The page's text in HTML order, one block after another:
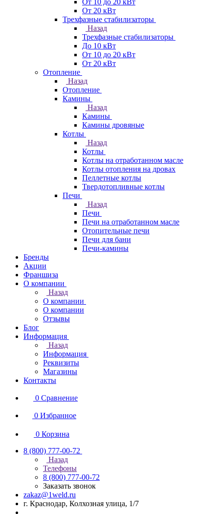
От 10 до 20 кВт
От 20 кВт
Трехфазные стабилизаторы
Назад
Трехфазные стабилизаторы
До 10 кВт
От 10 до 20 кВт
От 20 кВт
Отопление
Назад
Отопление
Камины
Назад
Камины
Камины дровяные
Котлы
Назад
Котлы
Котлы на отработанном масле
Котлы отопления на дровах
Пеллетные котлы
Твердотопливные котлы
Печи
Назад
Печи
Печи на отработанном масле
Отопительные печи
Печи для бани
Печи-камины
Бренды
Акции
Франшиза
О компании
Назад
О компании
О компании
Отзывы
Блог
Информация
Назад
Информация
Реквизиты
Магазины
Контакты
0 Сравнение
0 Избранное
0 Корзина
8 (800) 777-00-72
Назад
Телефоны
8 (800) 777-00-72
Заказать звонок
zakaz@1weld.ru
г. Краснодар, Колхозная улица, 1/7